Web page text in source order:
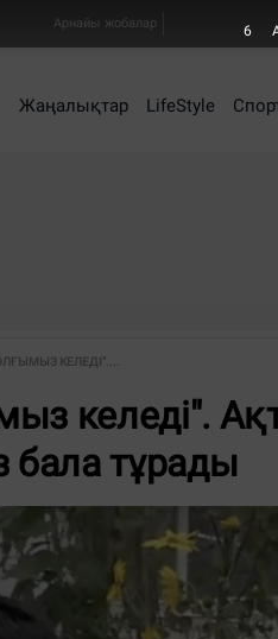
Арнайы жобалар
Жаңалықтар LifeStyle
КЕЛЕДІ"....
келеді".
бала тұрады
6